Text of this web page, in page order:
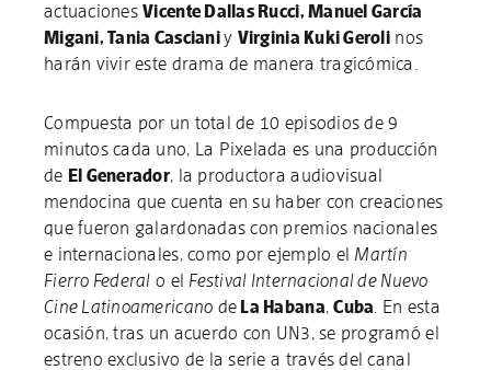
actuacionesVicente Dallas Rucci, Manuel García
Migani, Tania Cascianiy Virginia Kuki Geroli nos
harán vivir este drama de manera tragicómica.
Compuesta por un total de 10 episodios de 9
minutos cada uno, La Pixelada es una producción
de El Generador, la productora audiovisual
mendocina que cuenta en su haber con creaciones
que fueron galardonadas con premios nacionales
e internacionales, como por ejemplo el Martín
Fierro Federal o el Festival Internacional de Nuevo
Cine Latinoamericano de La Habana,Cuba . En esta
ocasión, tras un acuerdo con UN3, se programó el
estreno exclusivo de la serie a través del canal